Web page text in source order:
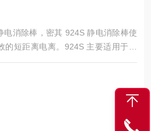
电消除棒，密其 924S 静电消除棒使
的短距离电离。924S 主要适用于宽
凑（高32mm × 宽22mm），为宽幅